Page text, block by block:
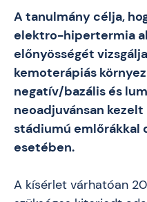
A tanulmány célja,
elektro-hipertermia
előnyösségét
kemoterápiás
negatív/bazális és
neoadjuvánsan kezelt
stádiumú emlőrákkal
esetében.
A kísérlet várhatóan